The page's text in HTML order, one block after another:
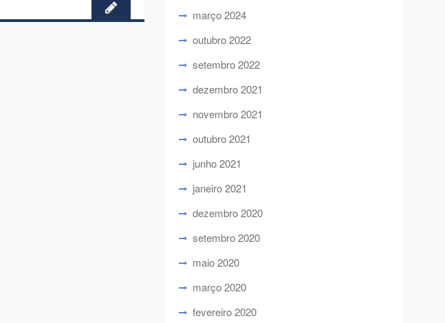
março 2024
outubro 2022
setembro 2022
dezembro 2021
novembro 2021
outubro 2021
junho 2021
janeiro 2021
dezembro 2020
setembro 2020
maio 2020
março 2020
fevereiro 2020